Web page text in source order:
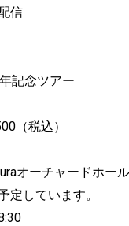
信
記念ツアー
（税込）
オーチャードホール
定しています。